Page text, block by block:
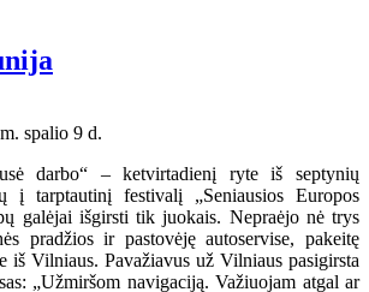
spalio 9 d.
darbo“ – ketvirtadienį ryte iš septynių
į tarptautinį festivalį „Seniausios Europos
galėjai išgirsti tik juokais. Nepraėjo nė trys
pradžios ir pastovėję autoservise, pakeitę
iš Vilniaus. Pavažiavus už Vilniaus pasigirsta
„Užmiršom navigaciją. Važiuojam atgal ar